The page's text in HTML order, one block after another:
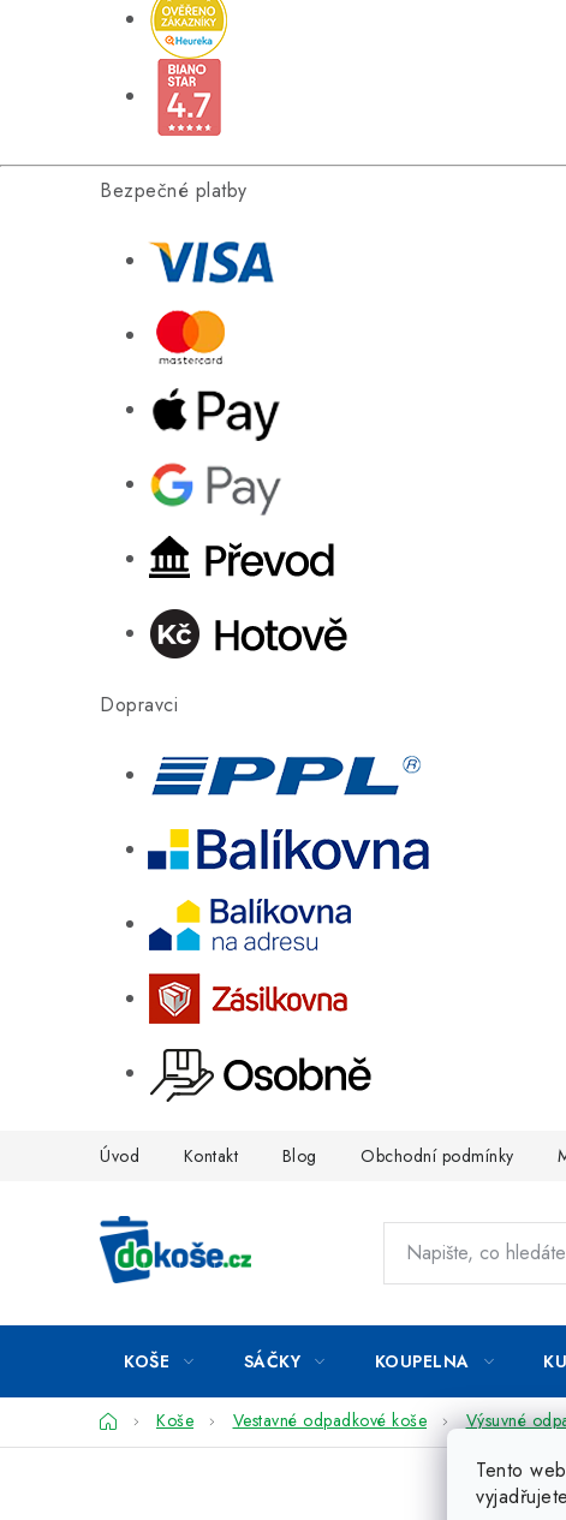
Bezpečné platby
Dopravci
Tento
Úvod Kontakt Blog Obchodní podmínky
KOŠE SÁČKY KOUPELNA
DomůKoše Vestavné odpadkové koše Výsuvné